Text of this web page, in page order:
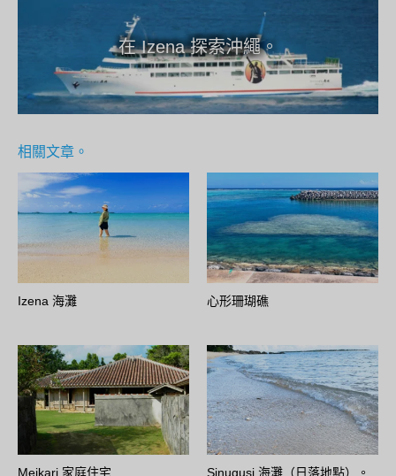
在 Izena 探索沖繩。
相關文章。
Izena 海灘 心形珊瑚礁
Meikari 家庭住宅 Sinugusi 海灘（日落地點）。